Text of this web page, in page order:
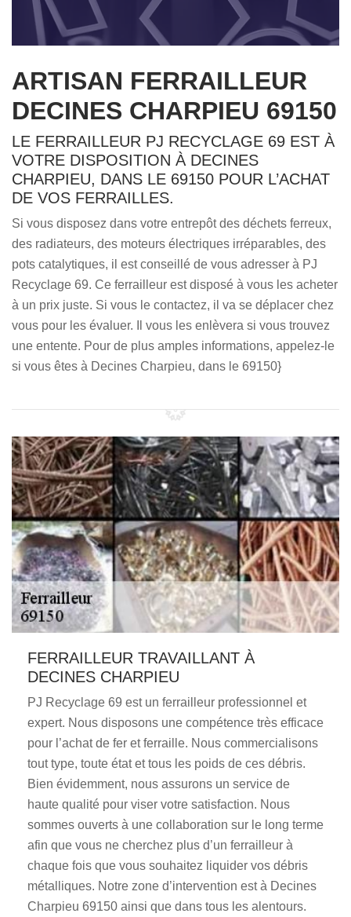
ARTISAN FERRAILLEUR
DECINES CHARPIEU 69150
LE FERRAILLEUR PJ RECYCLAGE 69 EST À
VOTRE DISPOSITION À DECINES
CHARPIEU, DANS LE 69150 POUR L’ACHAT
DE VOS FERRAILLES.
Si vous disposez dans votre entrepôt des déchets ferreux,
des radiateurs, des moteurs électriques irréparables, des
pots catalytiques, il est conseillé de vous adresser à PJ
Recyclage 69. Ce ferrailleur est disposé à vous les acheter
à un prix juste. Si vous le contactez, il va se déplacer chez
vous pour les évaluer. Il vous les enlèvera si vous trouvez
une entente. Pour de plus amples informations, appelez-le
si vous êtes à Decines Charpieu, dans le 69150}
FERRAILLEUR TRAVAILLANT À
DECINES CHARPIEU
PJ Recyclage 69 est un ferrailleur professionnel et
expert. Nous disposons une compétence très efficace
pour l’achat de fer et ferraille. Nous commercialisons
tout type, toute état et tous les poids de ces débris.
Bien évidemment, nous assurons un service de
haute qualité pour viser votre satisfaction. Nous
sommes ouverts à une collaboration sur le long terme
afin que vous ne cherchez plus d’un ferrailleur à
chaque fois que vous souhaitez liquider vos débris
métalliques. Notre zone d’intervention est à Decines
Charpieu 69150 ainsi que dans tous les alentours.